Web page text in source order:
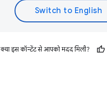
क्या इस कॉन्टेंट से आपको मदद मिली?